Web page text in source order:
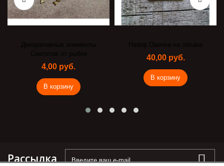
Декоративные элементы
Скелетик от рыбки
4,00 руб.
В корзину
Набор Овечка на облаке
40,00 руб.
В корзину
Рассылка